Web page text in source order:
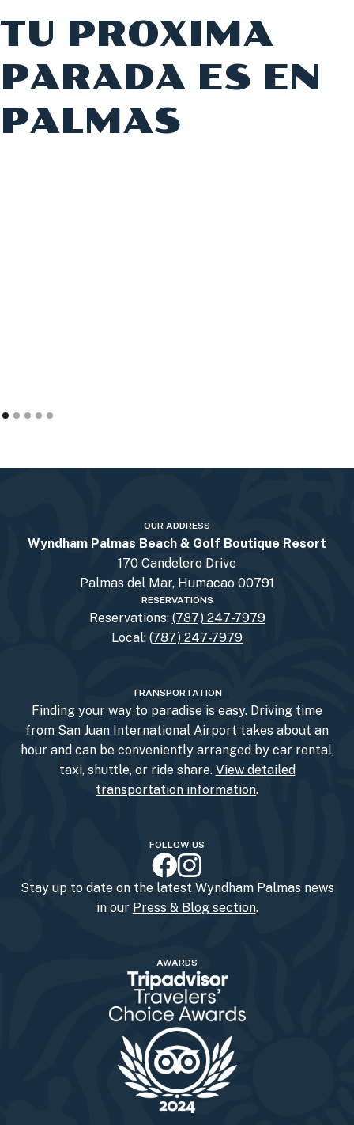
TU PROXIMA
PARADA ES EN
PALMAS
OUR ADDRESS
Wyndham Palmas Beach & Golf Boutique Resort
170 Candelero Drive
Palmas del Mar, Humacao 00791
RESERVATIONS
Reservations: (787) 247-7979
Local: (787) 247-7979
TRANSPORTATION
Finding your way to paradise is easy. Driving time
from San Juan International Airport takes about an
hour and can be conveniently arranged by car rental,
taxi, shuttle, or ride share. View detailed
transportation information.
FOLLOW US
Stay up to date on the latest Wyndham Palmas news
in our Press & Blog section.
AWARDS